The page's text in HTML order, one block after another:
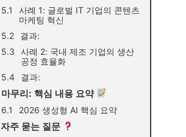
사례 1: 글로벌 IT 기업의 콘텐츠
마케팅 혁신
결과:
사례 2: 국내 제조 기업의 생산
공정 효율화
결과:
마무리: 핵심 내용 요약
2026 생성형 AI 핵심 요약
자주 묻는 질문